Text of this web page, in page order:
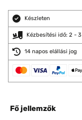
Készleten
Kézbesítési idő: 2 -
14 napos elállási jog
Fő jellemzők